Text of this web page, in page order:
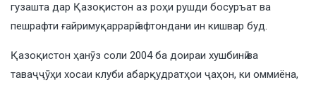
гузашта дар Қазоқистон аз роҳи рушди босуръат ва
пешрафти ғайримуқаррарӣ афтондани ин кишвар буд.
Қазоқистон ҳанӯз соли 2004 ба доираи хушбинӣ ва
таваҷҷӯҳи хосаи клуби абарқудратҳои ҷаҳон, ки оммиёна,